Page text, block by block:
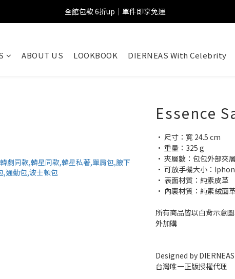
全館包款 6折up｜單件即享免運
ABOUT US LOOKBOOK DIERNEAS With Celebrity
Essence
• 尺寸：寬 24.5 cm
• 重量：325 g
• 夾層數：包包外部夾
• 可放手機大小：
• 表面材質：純素皮革
• 內裏材質：純素絨面革
所有商品皆以白背示意
外加購
Designed by DIERNEAS
台灣唯一正版授權代理